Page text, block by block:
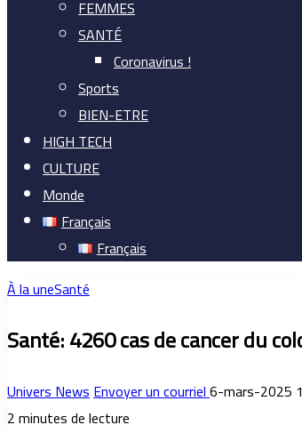
FEMMES
SANTÉ
Coronavirus !
Sports
BIEN-ETRE
HIGH TECH
CULTURE
Monde
Français
Français
À la uneSanté
Santé: 4260 cas de cancer du
Univers NewsEnvoyer un courriel6-mars-2025
2 minutes de lecture